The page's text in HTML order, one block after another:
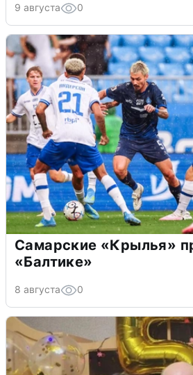
9 августа 0
Самарские «Крылья»
«Балтике»
8 августа 0